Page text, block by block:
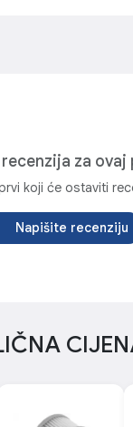
za ovaj
koji će ostaviti
Napišite recenziju